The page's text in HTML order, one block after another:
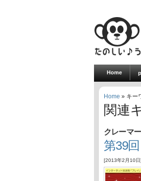
Home
Home » キー
関連
クレーマ
第39
[2013年2月10日]